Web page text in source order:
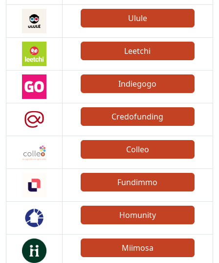
Ulule
Leetchi
Indiegogo
Credofunding
Colleo
Fundimmo
Homunity
Miimosa